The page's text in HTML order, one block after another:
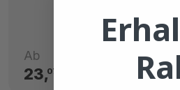
Ab
23,07